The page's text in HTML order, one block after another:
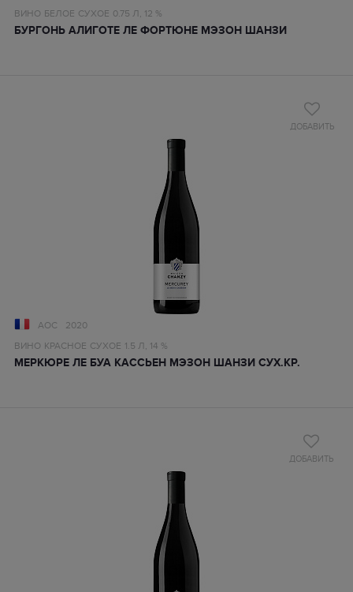
ВИНО БЕЛОЕ СУХОЕ 0.75 Л, 12 %
БУРГОНЬ АЛИГОТЕ ЛЕ ФОРТЮНЕ МЭЗОН ШАНЗИ
ДОБАВИТЬ
AOC
2020
ВИНО КРАСНОЕ СУХОЕ 1.5 Л, 14 %
МЕРКЮРЕ ЛЕ БУА КАССЬЕН МЭЗОН ШАНЗИ СУХ.КР.
ДОБАВИТЬ